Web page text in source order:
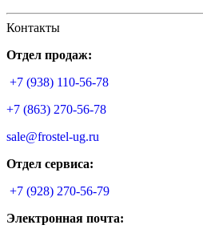
Контакты
Отдел продаж:
+7 (938) 110-56-78
+7 (863) 270-56-78
sale@frostel-ug.ru
Отдел сервиса:
+7 (928) 270-56-79
Электронная почта: